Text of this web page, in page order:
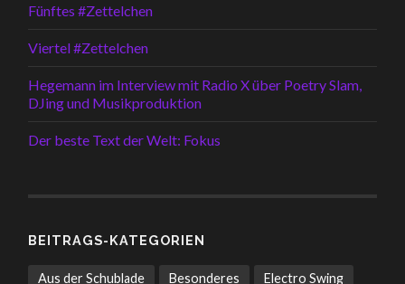
Fünftes #Zettelchen
Viertel #Zettelchen
Hegemann im Interview mit Radio X über Poetry Slam,
DJing und Musikproduktion
Der beste Text der Welt: Fokus
BEITRAGS-KATEGORIEN
Aus der Schublade Besonderes Electro Swing